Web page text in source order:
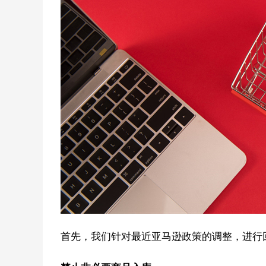
首先，我们针对最近亚马逊政策的调整，进行